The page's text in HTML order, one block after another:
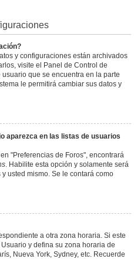
y configuraciones están archivados
visite el Panel de Control de
que se encuentra en la parte
le permitirá cambiar sus datos y
aparezca en las listas de usuarios
"Preferencias de Foros", encontrará
. Habilite esta opción y solamente será
usted mismo. Se le contará como
a otra zona horaria. Si este
y defina su zona horaria de
Nueva York, Sydney, etc. Recuerde